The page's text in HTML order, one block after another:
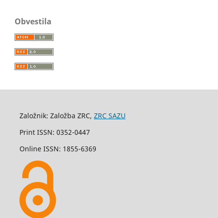
Obvestila
Založnik: Založba ZRC, ZRC SAZU
Print ISSN: 0352-0447
Online ISSN: 1855-6369